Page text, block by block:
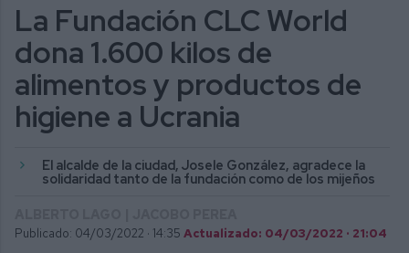
La Fundación CLC World
dona 1.600 kilos de
alimentos y productos de
higiene a Ucrania
El alcalde de la ciudad, Josele González, agradece la
solidaridad tanto de la fundación como de los mijeños
Publicado: 04/03/2022 · 14:35 Actualizado: 04/03/2022 · 21:04